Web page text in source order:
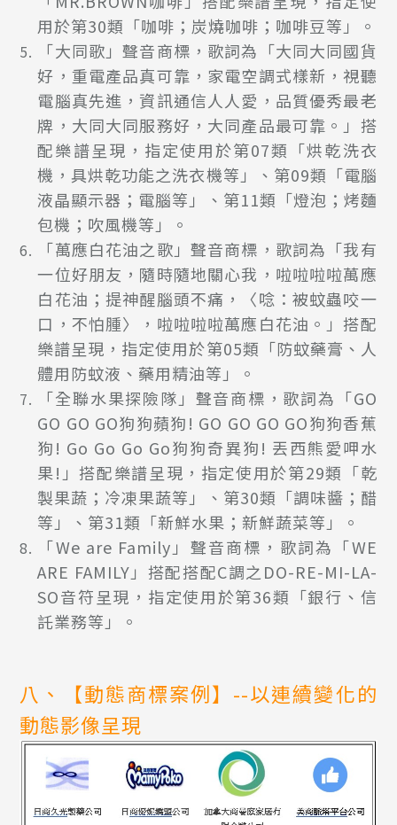
用於第30類「咖啡；炭燒咖啡；咖啡豆等」。
「大同歌」聲音商標，歌詞為「大同大同國貨
好，重電產品真可靠，家電空調式樣新，視聽
電腦真先進，資訊通信人人愛，品質優秀最老
牌，大同大同服務好，大同產品最可靠。」搭
配樂譜呈現，指定使用於第07類「烘乾洗衣
機，具烘乾功能之洗衣機等」、第09類「電腦
液晶顯示器；電腦等」、第11類「燈泡；烤麵
包機；吹風機等」。
「萬應白花油之歌」聲音商標，歌詞為「我有
一位好朋友，隨時隨地關心我，啦啦啦啦萬應
白花油；提神醒腦頭不痛，〈唸：被蚊蟲咬一
口，不怕腫〉，啦啦啦啦萬應白花油。」搭配
樂譜呈現，指定使用於第05類「防蚊藥膏、人
體用防蚊液、藥用精油等」。
「全聯水果探險隊」聲音商標，歌詞為「GO
GO GO GO狗狗蘋狗! GO GO GO GO狗狗香蕉
狗! Go Go Go Go狗狗奇異狗! 丟西熊愛呷水
果!」搭配樂譜呈現，指定使用於第29類「乾
製果蔬；冷凍果蔬等」、第30類「調味醬；醋
等」、第31類「新鮮水果；新鮮蔬菜等」。
「We are Family」聲音商標，歌詞為「WE
ARE FAMILY」搭配搭配C調之DO-RE-MI-LA-
SO音符呈現，指定使用於第36類「銀行、信
託業務等」。
八、【動態商標案例】--以連續變化的
動態影像呈現